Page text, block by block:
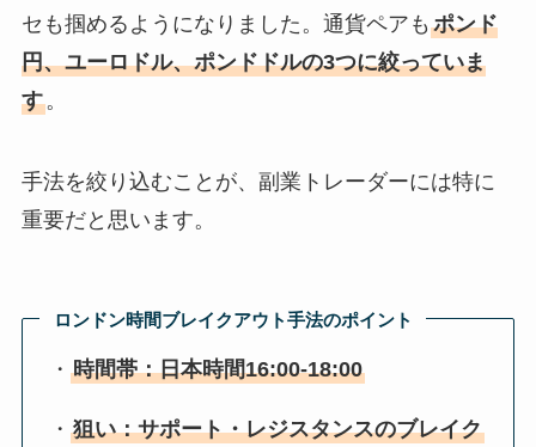
セも掴めるようになりました。通貨ペアも ポンド
円、ユーロドル、ポンドドルの3つに絞っていま
す。
手法を絞り込むことが、副業トレーダーには特に
重要だと思います。
ロンドン時間ブレイクアウト手法のポイント
・時間帯：日本時間16:00-18:00
・狙い：サポート・レジスタンスのブレイク